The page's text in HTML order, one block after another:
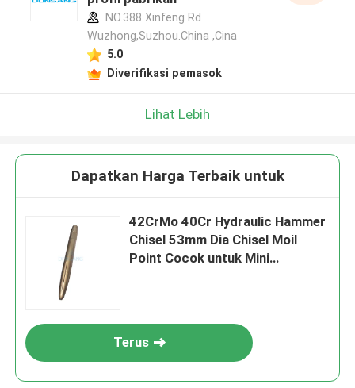
NO.388 Xinfeng Rd
Wuzhong,Suzhou.China ,Cina
5.0
Diverifikasi pemasok
Lihat Lebih
Dapatkan Harga Terbaik untuk
42CrMo 40Cr Hydraulic Hammer
Chisel 53mm Dia Chisel Moil
Point Cocok untuk Mini
Terus